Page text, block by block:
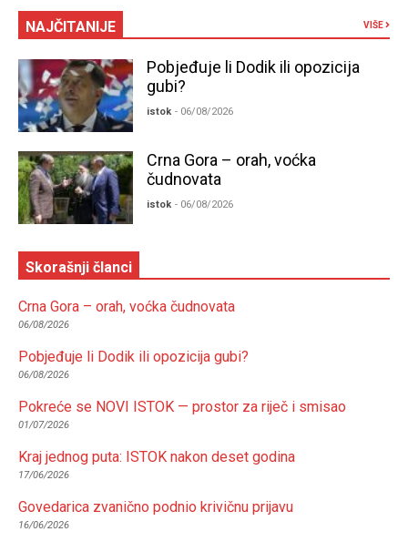
NAJČITANIJE VIŠE
Pobjeđuje li Dodik ili opozicija
gubi?
istok - 06/08/2026
Crna Gora – orah, voćka
čudnovata
istok - 06/08/2026
Skorašnji članci
Crna Gora – orah, voćka čudnovata
06/08/2026
Pobjeđuje li Dodik ili opozicija gubi?
06/08/2026
Pokreće se NOVI ISTOK — prostor za riječ i smisao
01/07/2026
Kraj jednog puta: ISTOK nakon deset godina
17/06/2026
Govedarica zvanično podnio krivičnu prijavu
16/06/2026